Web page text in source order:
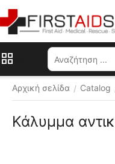
Αρχική σελίδα / Catalog
Κάλυμμα